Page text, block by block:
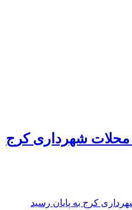
محلات شهرداری کرج